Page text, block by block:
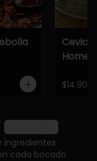
Home
$14.900
ingredientes
cada bocado.